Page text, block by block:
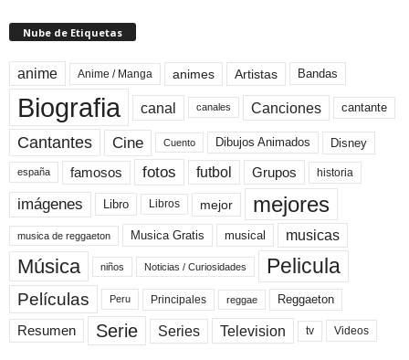
Nube de Etiquetas
anime Anime / Manga animes Artistas Bandas
Biografia canal canales Canciones cantante
Cantantes Cine Cuento Dibujos Animados Disney
españa famosos fotos futbol Grupos historia
imágenes Libro Libros mejor mejores
musica de reggaeton Musica Gratis musical musicas
Música niños Noticias / Curiosidades Pelicula
Películas Peru Principales reggae Reggaeton
Resumen Serie Series Television tv Videos